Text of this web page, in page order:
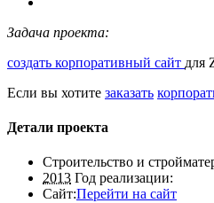
Задача проекта:
создать корпоративный сайт для
Если вы хотите заказать
Детали проекта
Строительство и
2013 Год реализации:
Сайт:Перейти на сайт